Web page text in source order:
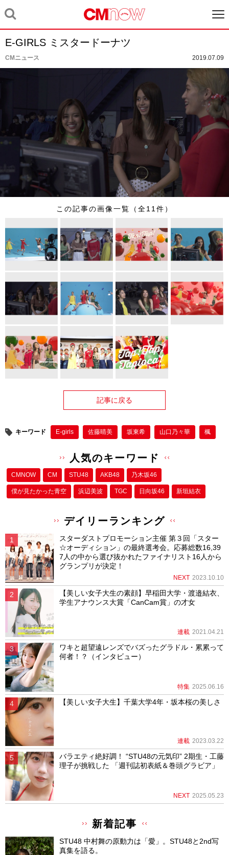
E-GIRLS ミスタードーナツ
CMニュース 2019.07.09
この記事の画像一覧（全11件）
記事に戻る
キーワード E-girls 佐藤晴美 坂東希 山口乃々華 楓
人気のキーワード
CMNOW CM STU48 AKB48 乃木坂46
僕が⾒たかった⻘空 浜辺美波 TGC 日向坂46 新垣結衣
デイリーランキング
スターダストプロモーション主催 第３回「スター
☆オーディション」の最終選考会。応募総数16,39
7人の中から選び抜かれたファイナリスト16人から
グランプリが決定！
NEXT 2023.10.10
【美しい女子大生の素顔】早稲田大学・渡邉結衣、
学生アナウンス大賞「CanCam賞」の才女
連載 2021.04.21
ワキと超望遠レンズでバズったグラドル・累累って
何者！？（インタビュー）
特集 2025.06.16
【美しい女子大生】千葉大学4年・坂本桜の美しさ
連載 2023.03.22
バラエティ絶好調！ “STU48の元気印” 2期生・工藤
理子が挑戦した 「週刊誌初表紙＆巻頭グラビア」
NEXT 2025.05.23
新着記事
STU48 中村舞の原動力は「愛」。STU48と2nd写
真集を語る。